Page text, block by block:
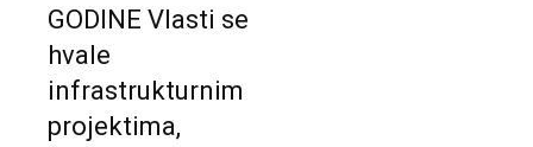
GODINE Vlasti se
hvale
infrastrukturnim
projektima,